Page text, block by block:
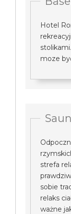
Hotel
moze
strefa
sobie
relaks
ważne